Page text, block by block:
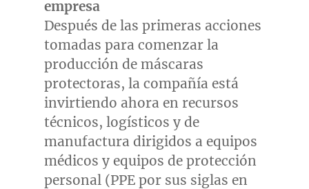
empresa
Después de las primeras acciones
tomadas para comenzar la
producción de máscaras
protectoras, la compañía está
invirtiendo ahora en recursos
técnicos, logísticos y de
manufactura dirigidos a equipos
médicos y equipos de protección
personal (PPE por sus siglas en